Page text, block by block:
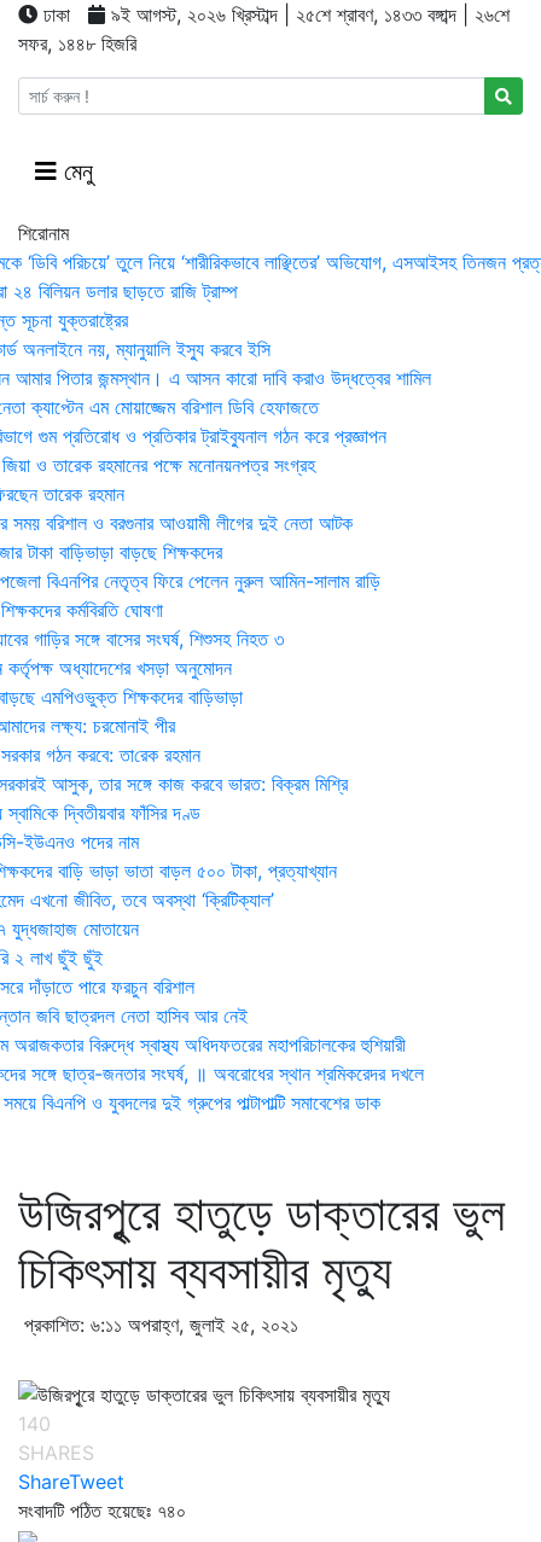
ঢাকা
৯ই আগস্ট, ২০২৬ খ্রিস্টাব্দ | ২৫শে শ্রাবণ, ১৪৩৩ বঙ্গাব্দ | ২৬শে
সফর, ১৪৪৮ হিজরি
মেনু
শিরোনাম
‘ডিবি পরিচয়ে’ তুলে নিয়ে ‘শারীরিকভাবে লাঞ্ছিতের’ অভিযোগ, এসআইসহ তিনজন
২৪ বিলিয়ন ডলার ছাড়তে রাজি ট্রাম্প
সূচনা যুক্তরাষ্ট্রের
অনলাইনে নয়, ম্যানুয়ালি ইস্যু করবে ইসি
পিতার জন্মস্থান। এ আসন কারো দাবি করাও উদ্ধত্বের শামিল
ক্যাপ্টেন এম মোয়াজ্জেম বরিশাল ডিবি হেফাজতে
গুম প্রতিরোধ ও প্রতিকার ট্রাইব্যুনাল গঠন করে প্রজ্ঞাপন
ও তারেক রহমানের পক্ষে মনোনয়নপত্র সংগ্রহ
তারেক রহমান
সময় ব‌রিশাল ও বরগুনার আওয়ামী লীগের দুই নেতা আটক
টাকা বাড়িভাড়া বাড়ছে শিক্ষকদের
বিএনপির নেতৃত্ব ফিরে পেলেন নুরুল আমিন-সালাম রাড়ি
কর্মবিরতি ঘোষণা
গাড়ির সঙ্গে বাসের সংঘর্ষ, শিশুসহ নিহত ৩
কর্তৃপক্ষ অধ্যাদেশের খসড়া অনুমোদন
এমপিওভুক্ত শিক্ষকদের বাড়িভাড়া
লক্ষ্য: চরমোনাই পীর
গঠন করবে: তা‌রেক রহমান
আসুক, তার সঙ্গে কাজ করবে ভারত: বিক্রম মিশ্রি
দ্বিতীয়বার ফাঁসির দণ্ড
ইউএনও পদের নাম
বাড়ি ভাড়া ভাতা বাড়ল ৫০০ টাকা, প্রত্যাখ্যান
এখনো জীবিত, তবে অবস্থা ‘ক্রিটিক্যাল’
যুদ্ধজাহাজ মোতায়েন
২ লাখ ছুঁই ছুঁই
দাঁড়াতে পারে ফরচুন বরিশাল
জবি ছাত্রদল নেতা হাসিব আর নেই
অরাজকতার বিরুদ্ধে স্বাস্থ্য অধিদফতরের মহাপরিচালকের হুশিয়ারী
সঙ্গে ছাত্র-জনতার সংঘর্ষ, ॥ অবরোধের স্থান শ্রমিকরেদর দখলে
বিএনপি ও যুবদলের দুই গ্রুপের পাল্টাপাল্টি সমাবেশের ডাক
উজিরপৃুরে হাতুড়ে ডাক্তারের ভুল
চিকিৎসায় ব্যবসায়ীর মৃত্যু
প্রকাশিত: ৬:১১ অপরাহ্ণ, জুলাই ২৫, ২০২১
140
SHARES
ShareTweet
সংবাদটি পঠিত হয়েছেঃ ৭৪০